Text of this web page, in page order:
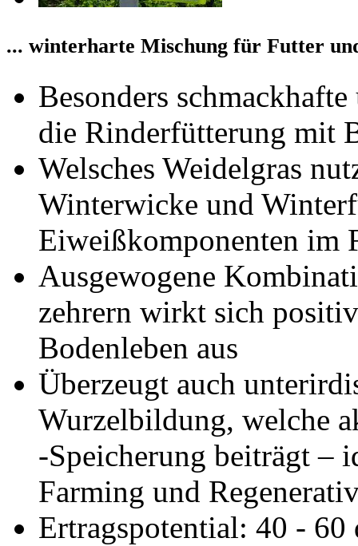
... winterharte Mischung für Futter
Besonders
die Rinderfütterung mit
Welsches Weidelgras
Winterwicke und
Eiweißkomponenten im
Ausgewogene
zehrern wirkt sich
Bodenleben aus
Überzeugt auch
Wurzelbildung, welche
-Speicherung beiträgt –
Farming und
Ertragspotential: 40 -